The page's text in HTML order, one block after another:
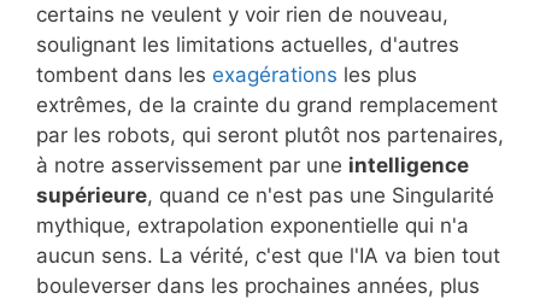
certains ne veulent y voir rien de nouveau,
soulignant les limitations actuelles, d'autres
tombent dans les exagérations les plus
extrêmes, de la crainte du grand remplacement
par les robots, qui seront plutôt nos partenaires,
à notre asservissement par une intelligence
supérieure, quand ce n'est pas une Singularité
mythique, extrapolation exponentielle qui n'a
aucun sens. La vérité, c'est que l'IA va bien tout
bouleverser dans les prochaines années, plus